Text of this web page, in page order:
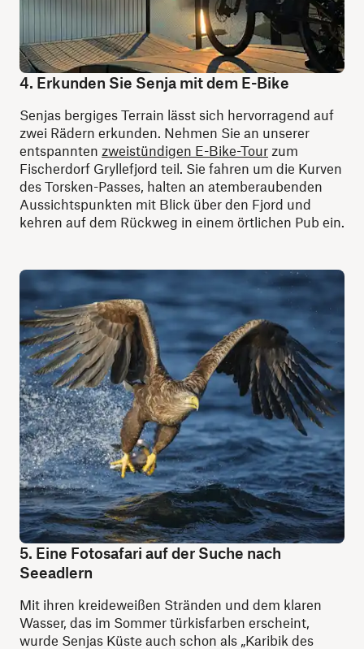
4. Erkunden Sie Senja mit dem E-Bike
Senjas bergiges Terrain lässt sich hervorragend auf
zwei Rädern erkunden. Nehmen Sie an unserer
entspannten zweistündigen E-Bike-Tour zum
Fischerdorf Gryllefjord teil. Sie fahren um die Kurven
des Torsken-Passes, halten an atemberaubenden
Aussichtspunkten mit Blick über den Fjord und
kehren auf dem Rückweg in einem örtlichen Pub ein.
5. Eine Fotosafari auf der Suche nach
Seeadlern
Mit ihren kreideweißen Stränden und dem klaren
Wasser, das im Sommer türkisfarben erscheint,
wurde Senjas Küste auch schon als „Karibik des